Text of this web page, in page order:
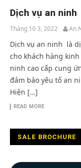
Dịch vụ an ninh
Tháng 10 3, 2022 An
Dịch vụ an ninh là
cho khách hàng
ninh cao cấp cung
đảm bảo yêu tố an
Hiện […]
READ MORE
SALE BROCHURE